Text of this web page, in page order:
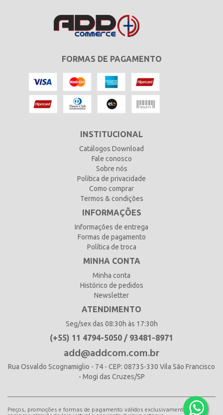
FORMAS DE PAGAMENTO
INSTITUCIONAL
Catálogos Download
Fale conosco
Sobre nós
Política de privacidade
Como comprar
Termos & condições
INFORMAÇÕES
Informações de entrega
Formas de pagamento
Política de troca
MINHA CONTA
Minha conta
Histórico de pedidos
Newsletter
ATENDIMENTO
Seg/sex das 08:30h às 17:30h
(+55) 11 4794-5050 / 93481-8971
add@addcom.com.br
Rua Osvaldo Scognamiglio - 74 - CEP: 08735-330 Vila São Francisco
- Mogi das Cruzes/SP
Preços, promoções e formas de pagamento válidos exclusivamente para